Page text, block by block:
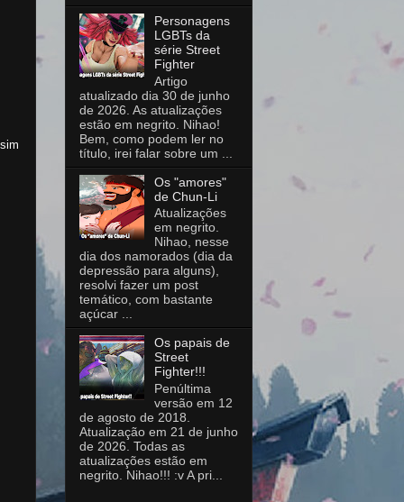
Personagens
LGBTs da
série Street
Fighter
Artigo
atualizado dia 30 de junho
de 2026. As atualizações
estão em negrito. Nihao!
Bem, como podem ler no
título, irei falar sobre um ...
Os "amores"
de Chun-Li
Atualizações
em negrito.
Nihao, nesse
dia dos namorados (dia da
depressão para alguns),
resolvi fazer um post
temático, com bastante
açúcar ...
Os papais de
Street
Fighter!!!
Penúltima
versão em 12
de agosto de 2018.
Atualização em 21 de junho
de 2026. Todas as
atualizações estão em
negrito. Nihao!!! :v A pri...